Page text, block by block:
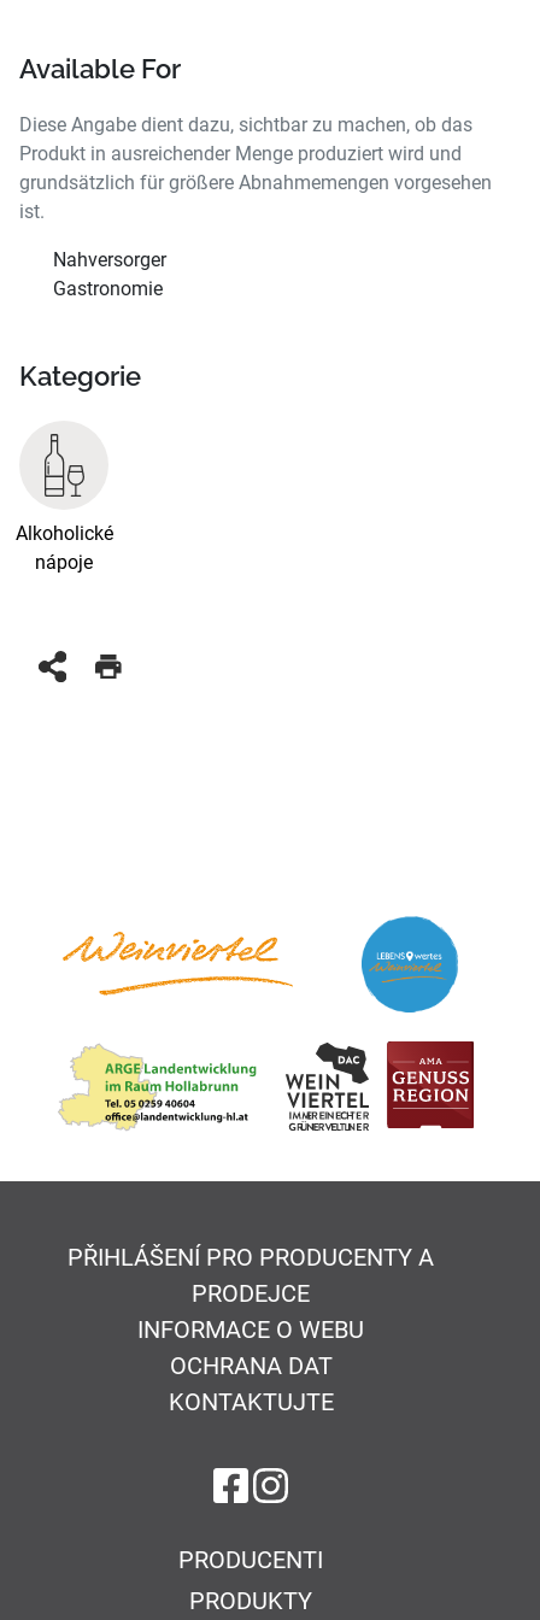
Available For
Diese Angabe dient dazu, sichtbar zu machen, ob das
Produkt in ausreichender Menge produziert wird und
grundsätzlich für größere Abnahmemengen vorgesehen
ist.
Nahversorger
Gastronomie
Kategorie
Alkoholické
nápoje
PŘIHLÁŠENÍ PRO PRODUCENTY A
PRODEJCE
INFORMACE O WEBU
OCHRANA DAT
KONTAKTUJTE
na Facebook
na Instagram
PRODUCENTI
PRODUKTY